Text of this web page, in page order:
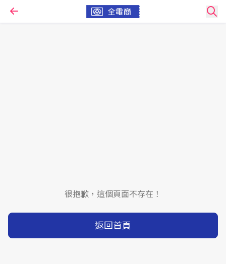
很抱歉，這個頁面不存在！
返回首頁